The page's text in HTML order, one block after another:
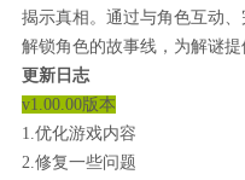
揭示真相。通过与角色互动
解锁角色的故事线，为解谜提
更新日志
v1.00.00版本
1.优化游戏内容
2.修复一些问题